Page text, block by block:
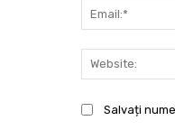
Salvați